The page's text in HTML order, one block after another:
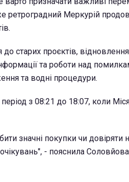
ретроградний Меркурій
старих проєктів, відновлення
та роботи над
та водні процедури.
з 08:21 до 18:07, коли
значні покупки чи довіряти
- пояснила